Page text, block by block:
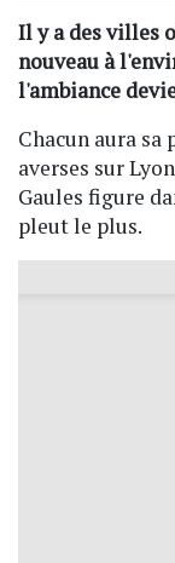
Il y a des villes
nouveau à
l'ambiance
Chacun aura
averses sur
Gaules figure
pleut le plus.